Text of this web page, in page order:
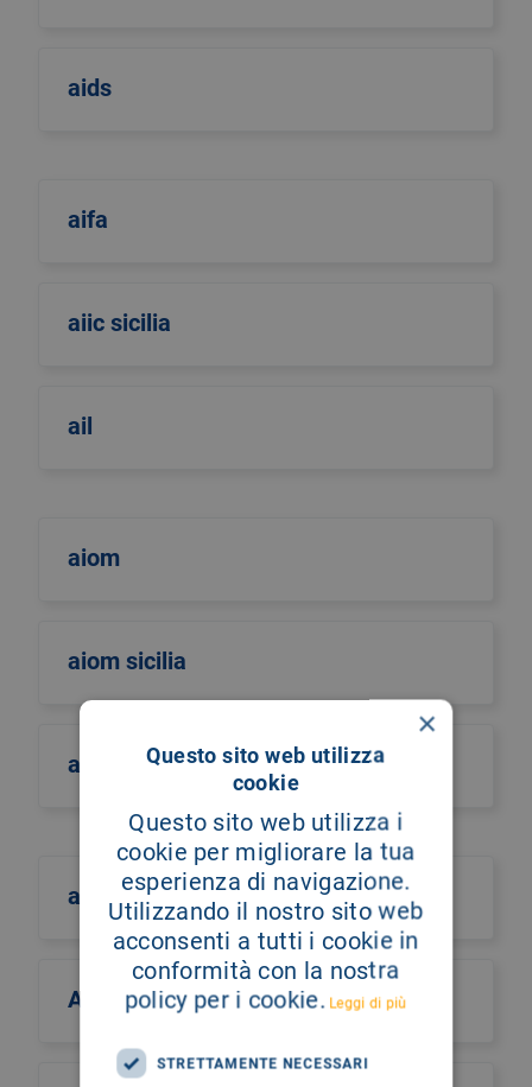
aids
aifa
aiic sicilia
ail
aiom
aiom sicilia
airo
aism
Aismac
×
Questo sito web utilizza
cookie
Questo sito web utilizza i
cookie per migliorare la tua
esperienza di navigazione.
Utilizzando il nostro sito web
acconsenti a tutti i cookie in
conformità con la nostra
policy per i cookie. Leggi di più
STRETTAMENTE NECESSARI